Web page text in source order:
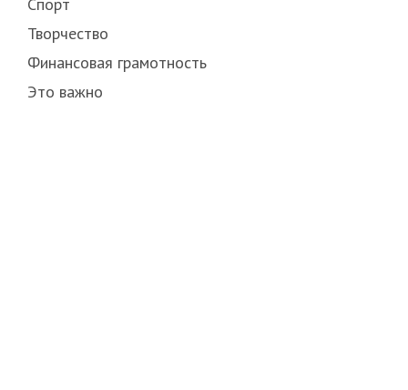
Спорт
Творчество
Финансовая грамотность
Это важно